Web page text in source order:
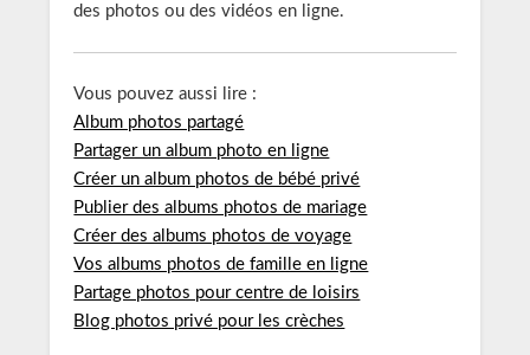
des photos ou des vidéos en ligne.
Vous pouvez aussi lire :
Album photos partagé
Partager un album photo en ligne
Créer un album photos de bébé privé
Publier des albums photos de mariage
Créer des albums photos de voyage
Vos albums photos de famille en ligne
Partage photos pour centre de loisirs
Blog photos privé pour les crèches